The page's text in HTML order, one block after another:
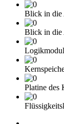
Blick in die
Blick in die
Platine des